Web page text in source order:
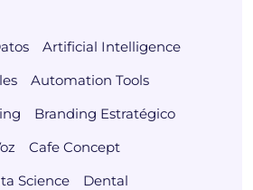
Artificial Intelligence
Automation Tools
Branding Estratégico
Cafe Concept
Science
Dental